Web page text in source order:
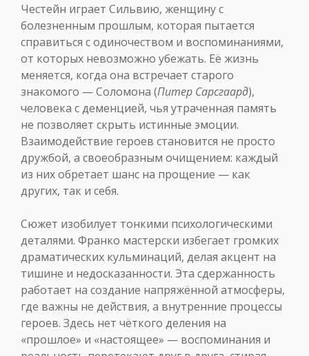
Честейн играет Сильвию, женщину с
болезненным прошлым, которая пытается
справиться с одиночеством и воспоминаниями,
от которых невозможно убежать. Её жизнь
меняется, когда она встречает старого
знакомого — Соломона (Питер Сарсгаард),
человека с деменцией, чья утраченная память
не позволяет скрыть истинные эмоции.
Взаимодействие героев становится не просто
дружбой, а своеобразным очищением: каждый
из них обретает шанс на прощение — как
других, так и себя.
Сюжет изобилует тонкими психологическими
деталями. Франко мастерски избегает громких
драматических кульминаций, делая акцент на
тишине и недосказанности. Эта сдержанность
работает на создание напряжённой атмосферы,
где важны не действия, а внутренние процессы
героев. Здесь нет чёткого деления на
«прошлое» и «настоящее» — воспоминания и